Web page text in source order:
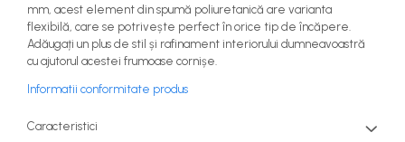
mm, acest element din spumă poliuretanică are varianta
flexibilă, care se potrivește perfect în orice tip de încăpere.
Adăugați un plus de stil și rafinament interiorului dumneavoastră
cu ajutorul acestei frumoase cornișe.
Informatii conformitate produs
Caracteristici